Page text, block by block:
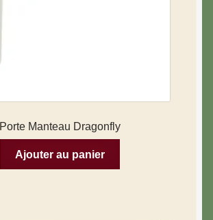
Porte Manteau Dragonfly
Ajouter au panier